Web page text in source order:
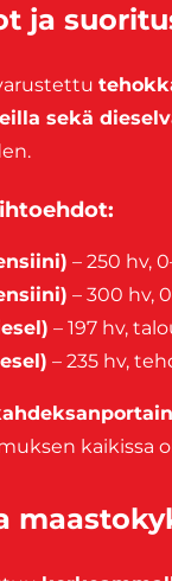
ja
sekä
– 250 hv,
– 300 hv,
– 197 hv,
– 235 hv,
kaikissa